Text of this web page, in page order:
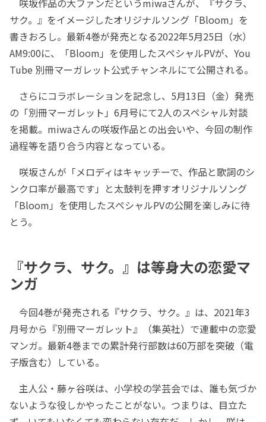
サク。』をイメージしたオリジナルソング「Bloom」を
書きおろし。最新4巻が発売となる2022年5月25日（水）
AM9:00に、「Bloom」を使用したスペシャルPVが、You
Tube 別冊マーガレット公式チャンネルにて公開される。
さらにコラボレーションを記念し、5月13日（金）発売
の「別冊マーガレット」6月号にて2人のスペシャル対談
を掲載。miwaさんの咲坂作品との出会いや、今回の制作
過程等を語り合う内容となっている。
咲坂さんが「メロディはキャッチーで、作品と歌詞のシ
ンクロ率が最高です」と太鼓判を押すオリジナルソング
「Bloom」を使用したスペシャルPVの公開を楽しみに待
とう。
『サクラ、サク。』は等身大の恋愛マ
ンガ
今回4巻が発売される『サクラ、サク。』は、2021年3
月号から『別冊マーガレット』（集英社）で連載中の恋愛
マンガ。最新4巻までの累計発行部数は60万部を突破（電
子版含む）している。
主人公・藤ヶ谷咲は、小学校の学芸会では、誰も気づか
ないような役しかやったことがない。つまりは、目立た